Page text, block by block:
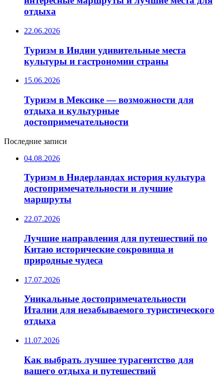
отдыха
22.06.2026
Туризм в Индии удивительные места
культуры и гастрономии страны
15.06.2026
Туризм в Мексике — возможности для
отдыха и культурные
достопримечательности
Последние записи
04.08.2026
Туризм в Нидерландах история культура
достопримечательности и лучшие
маршруты
22.07.2026
Лучшие направления для путешествий по
Китаю исторические сокровища и
природные чудеса
17.07.2026
Уникальные достопримечательности
Италии для незабываемого туристического
отдыха
11.07.2026
Как выбрать лучшее турагентство для
вашего отдыха и путешествий